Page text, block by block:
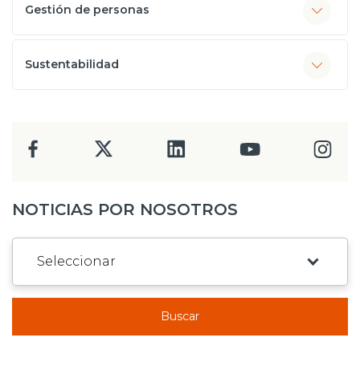
Gestión de personas
Sustentabilidad
NOTICIAS POR NOSOTROS
Buscar